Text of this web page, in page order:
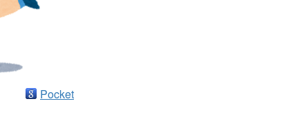
Pocket